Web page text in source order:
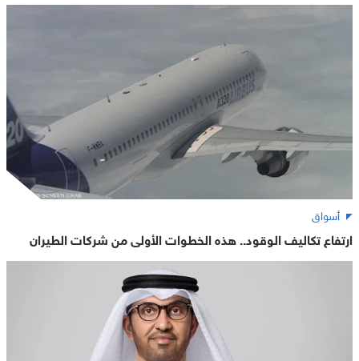
أسواق
ارتفاع تكاليف الوقود.. هذه الخطوات الأولى من شركات الطيران